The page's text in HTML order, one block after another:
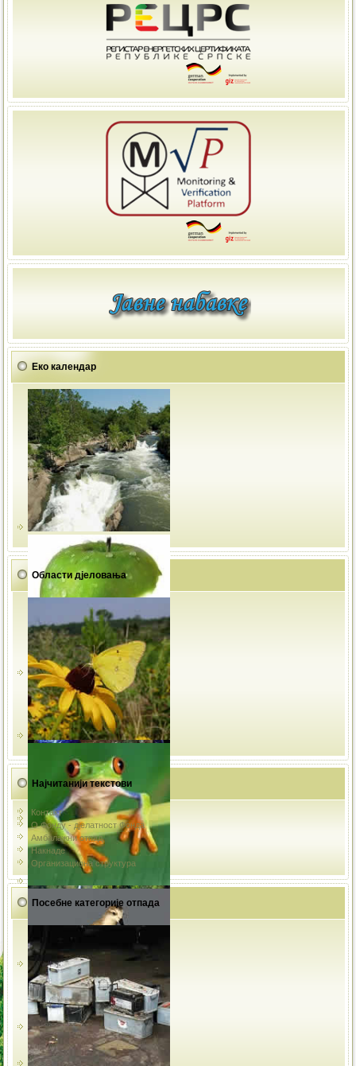
Еко календар
Области дјеловања
Најчитанији текстови
Контакт
О Фонду - дјелатност Фонда
Амбалажни отпад
Накнаде
Организациона структура
Посебне категорије отпада